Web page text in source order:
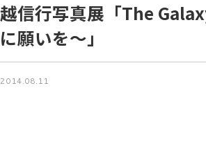
越信行写真展「The
に願いを～」
2014.08.11